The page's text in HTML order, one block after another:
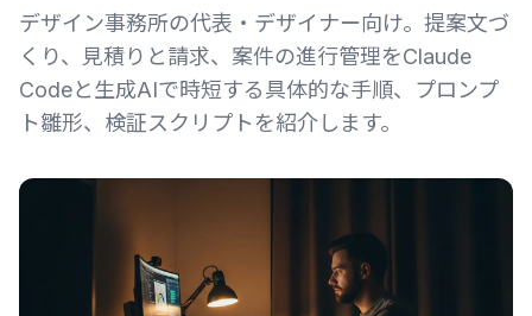
デザイン事務所の代表・デザイナー向け。提案文づ
くり、見積りと請求、案件の進行管理をClaude
Codeと生成AIで時短する具体的な手順、プロンプ
ト雛形、検証スクリプトを紹介します。